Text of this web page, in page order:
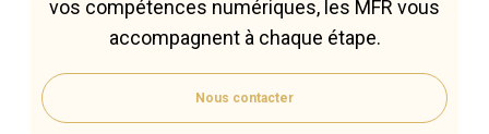
vos compétences numériques, les MFR vous
accompagnent à chaque étape.
Nous contacter